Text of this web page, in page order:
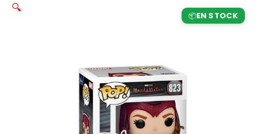
📦EN STOCK
🔍